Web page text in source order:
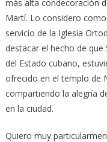
más alta condecoración
Martí. Lo considero
servicio de la Iglesia
destacar el hecho de
del Estado cubano,
ofrecido en el templo de
compartiendo la alegría
en la ciudad.
Quiero muy